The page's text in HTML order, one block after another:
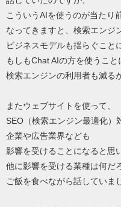
こういうAIを使うのが当たり
なってきますと、検索エンジ
ビジネスモデルも揺らぐこと
もしもChat AIの方を使うこと
検索エンジンの利用者も減る
またウェブサイトを使って、
SEO（検索エンジン最適化）
企業や広告業界なども
影響を受けることになると思
他に影響を受ける業種は何だ
ご飯を食べながら話していま